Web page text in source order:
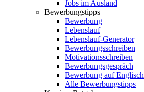
Jobs im Ausland
Bewerbungstipps
Bewerbung
Lebenslauf
Lebenslauf-Generator
Bewerbungsschreiben
Motivationsschreiben
Bewerbungsgespräch
Bewerbung auf Englisch
Alle Bewerbungstipps